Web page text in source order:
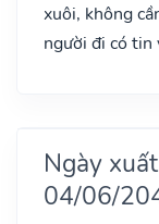
xuôi, không
người đi có tin
Ngày
04/06/